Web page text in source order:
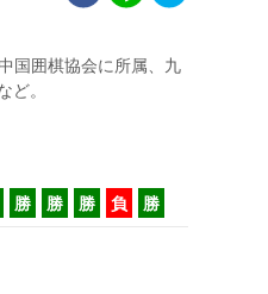
国囲棋協会に所属、九
ど。
勝 勝 勝 負 勝